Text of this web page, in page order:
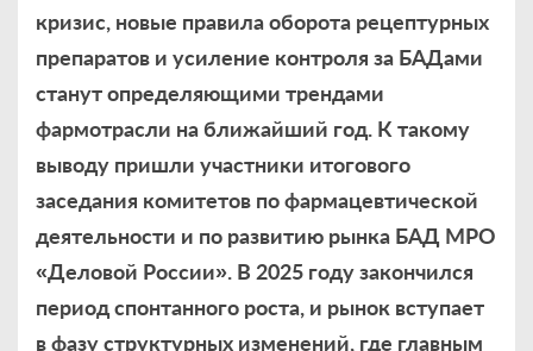
кризис, новые правила оборота рецептурных
препаратов и усиление контроля за БАДами
станут определяющими трендами
фармотрасли на ближайший год. К такому
выводу пришли участники итогового
заседания комитетов по фармацевтической
деятельности и по развитию рынка БАД МРО
«Деловой России». В 2025 году закончился
период спонтанного роста, и рынок вступает
в фазу структурных изменений, где главным